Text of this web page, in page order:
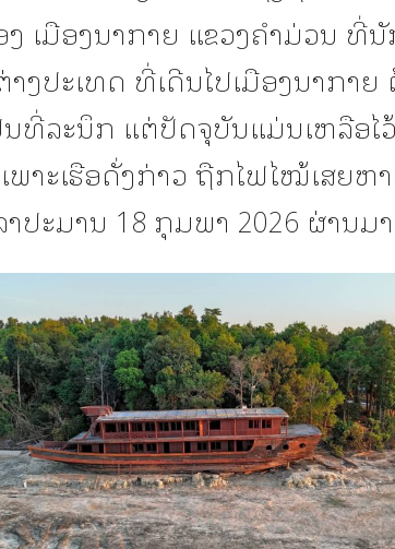
ເມືອງນາກາຍ ແຂວງຄຳມ່ວນ ທີ່
າງປະເທດ ທີ່ເດີນໄປເມືອງນາກາຍ
ນທີ່ລະນຶກ ແຕ່ປັດຈຸບັນແມ່ນເຫລືອໄ
ພາະເຮືອດັ່ງກ່າວ ຖືກໄຟໄໝ້ເສຍ
າປະມານ 18 ກຸມພາ 2026 ຜ່ານມ